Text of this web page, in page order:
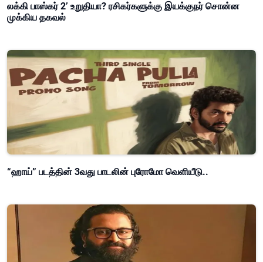
லக்கி பாஸ்கர் 2’ உறுதியா? ரசிகர்களுக்கு இயக்குநர் சொன்ன
முக்கிய தகவல்
“ஹாய்” படத்தின் 3வது பாடலின் புரோமோ வெளியீடு..